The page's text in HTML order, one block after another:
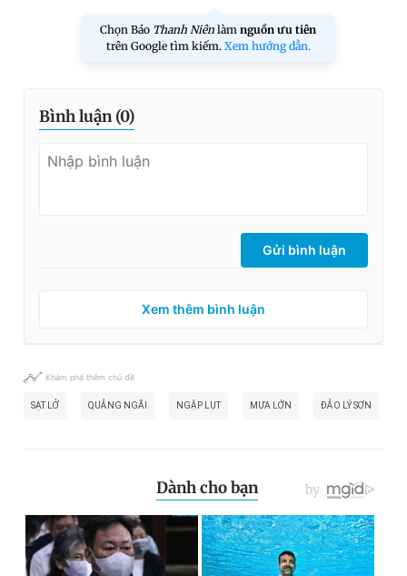
Chọn Báo Thanh Niên làm nguồn ưu tiên
trên Google tìm kiếm. Xem hướng dẫn.
Bình luận (0)
Gửi bình luận
Xem thêm bình luận
Khám phá thêm chủ đề
SẠT LỞ QUẢNG NGÃI NGẬP LỤT MƯA LỚN ĐẢO LÝ SƠN